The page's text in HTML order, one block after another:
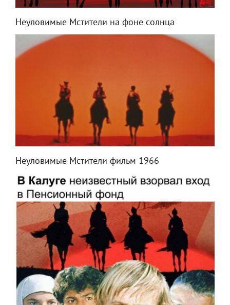
Неуловимые Мстители на фоне солнца
Неуловимые Мстители фильм 1966